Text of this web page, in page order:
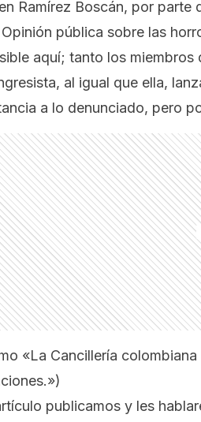
Ramírez Boscán, por parte
pública sobre las
aquí; tanto los miembros
al igual que ella,
a lo denunciado, pero
«La Cancillería
)
publicamos y les